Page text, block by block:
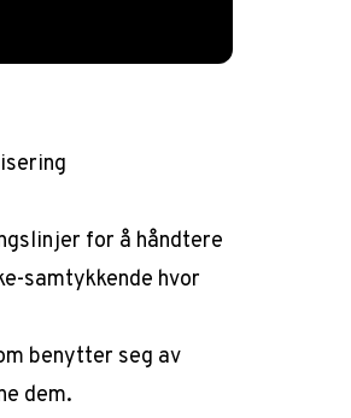
for å håndtere
samtykkende hvor
benytter seg av
dem.